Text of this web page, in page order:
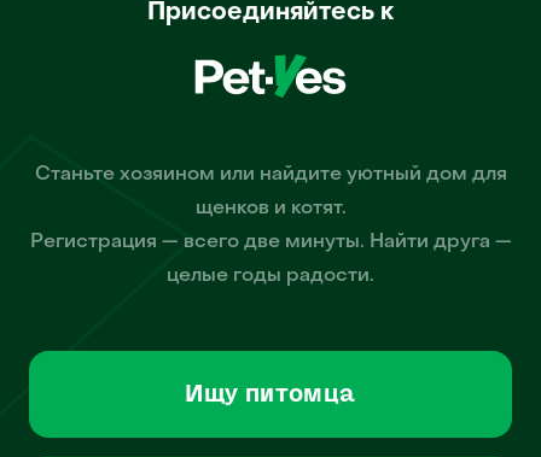
Присоединяйтесь к
Станьте хозяином или найдите уютный дом для
щенков и котят.
Регистрация — всего две минуты. Найти друга —
целые годы радости.
Ищу питомца